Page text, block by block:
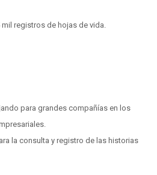
registros de hojas de vida.
para grandes compañías en los
la consulta y registro de las historias